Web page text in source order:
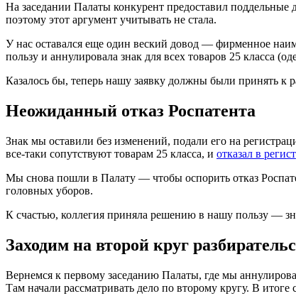
На заседании Палаты конкурент предоставил поддельные
поэтому этот аргумент учитывать не стала.
У нас оставался еще один веский довод — фирменное
пользу и аннулировала знак для всех товаров 25 класса
Казалось бы, теперь нашу заявку должны были принять к
Неожиданный отказ Роспатента
Знак мы оставили без изменений, подали его на
все-таки сопутствуют товарам 25 класса, и отказал в
Мы снова пошли в Палату — чтобы оспорить отказ
головных уборов.
К счастью, коллегия приняла решению в нашу пользу —
Заходим на второй круг
Вернемся к первому заседанию Палаты, где мы
Там начали рассматривать дело по второму кругу. В